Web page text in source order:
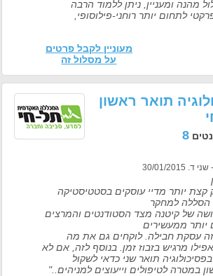
מהנה ומעניין, ניתן ללמוד הרבה
לתחום יותר רוחני-פילוסופי,
מעוניין לקבל פרטים
על מסלול זה
תואר ראשון
8
01/2015
קצת יותר מדיי עוסקים בסטטיסטיקה
הסללה למחקר
של קיטנה מצד הסטודנטים והמרצים
ממעשירים
עסקת חבילה. לוקחים גם את מה
מרגיש בזבוז זמן. בנוסף לזה, אם לא
תואר שני כדאי לשקול
במטרה לטיפולים וייעוצים למניהים.."